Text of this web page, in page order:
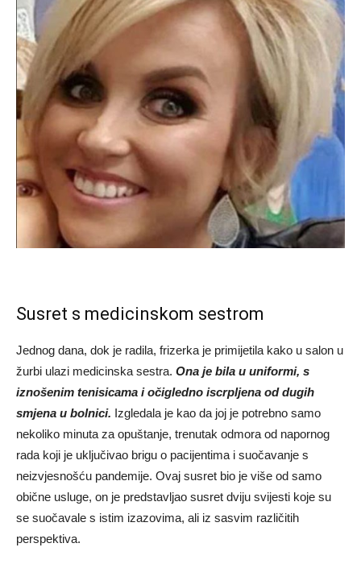
Susret s medicinskom sestrom
Jednog dana, dok je radila, frizerka je primijetila kako u salon u
žurbi ulazi medicinska sestra. Ona je bila u uniformi, s
iznošenim tenisicama i očigledno iscrpljena od dugih
smjena u bolnici. Izgledala je kao da joj je potrebno samo
nekoliko minuta za opuštanje, trenutak odmora od napornog
rada koji je uključivao brigu o pacijentima i suočavanje s
neizvjesnošću pandemije. Ovaj susret bio je više od samo
obične usluge, on je predstavljao susret dviju svijesti koje su
se suočavale s istim izazovima, ali iz sasvim različitih
perspektiva.